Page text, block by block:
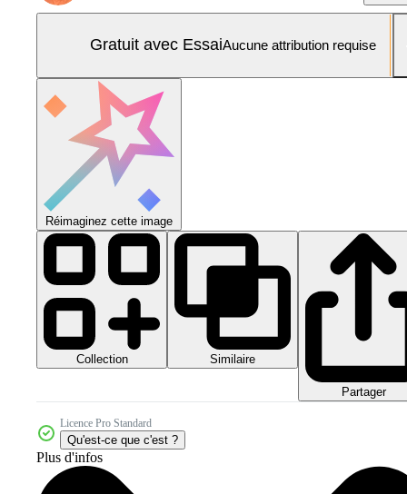
Gratuit avec EssaiAucune attribution requise
Réimaginez cette image
Collection Similaire
Partager
Licence Pro Standard
Qu'est-ce que c'est ?
Plus d'infos